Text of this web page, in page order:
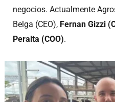
negocios. Actualmente
Belga (CEO), Fernan Gizzi
Peralta (COO).